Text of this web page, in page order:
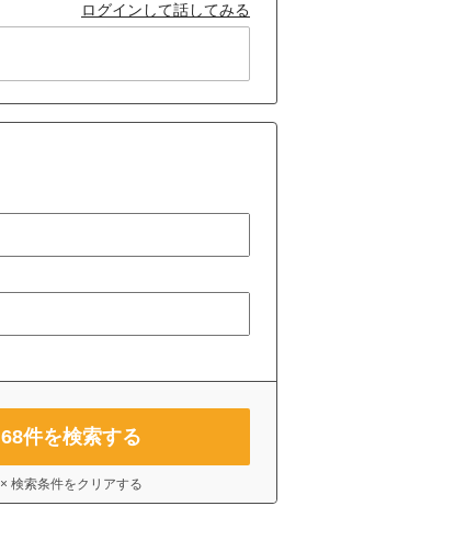
ログインして話してみる
68件を検索する
× 検索条件をクリアする